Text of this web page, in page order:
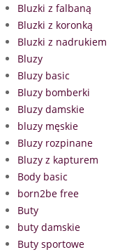
Bluzki z falbaną
Bluzki z koronką
Bluzki z nadrukiem
Bluzy
Bluzy basic
Bluzy bomberki
Bluzy damskie
bluzy męskie
Bluzy rozpinane
Bluzy z kapturem
Body basic
born2be free
Buty
buty damskie
Buty sportowe